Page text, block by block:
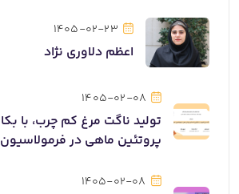
1405-02-23
اعظم دلاوری نژاد
1405-02-08
تولید ناگت مرغ کم چرب، با
پروتئین ماهی در فرمولاسیون
1405-02-08